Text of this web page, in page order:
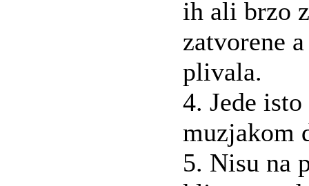
ih ali brzo
zatvorene
plivala.
4. Jede
muzjakom
5. Nisu na